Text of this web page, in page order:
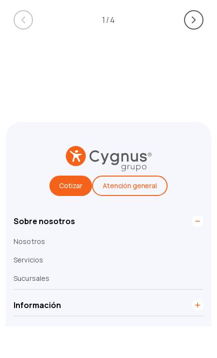
1 /4
Cotizar Atención general
Sobre nosotros
Nosotros
Servicios
Sucursales
Información